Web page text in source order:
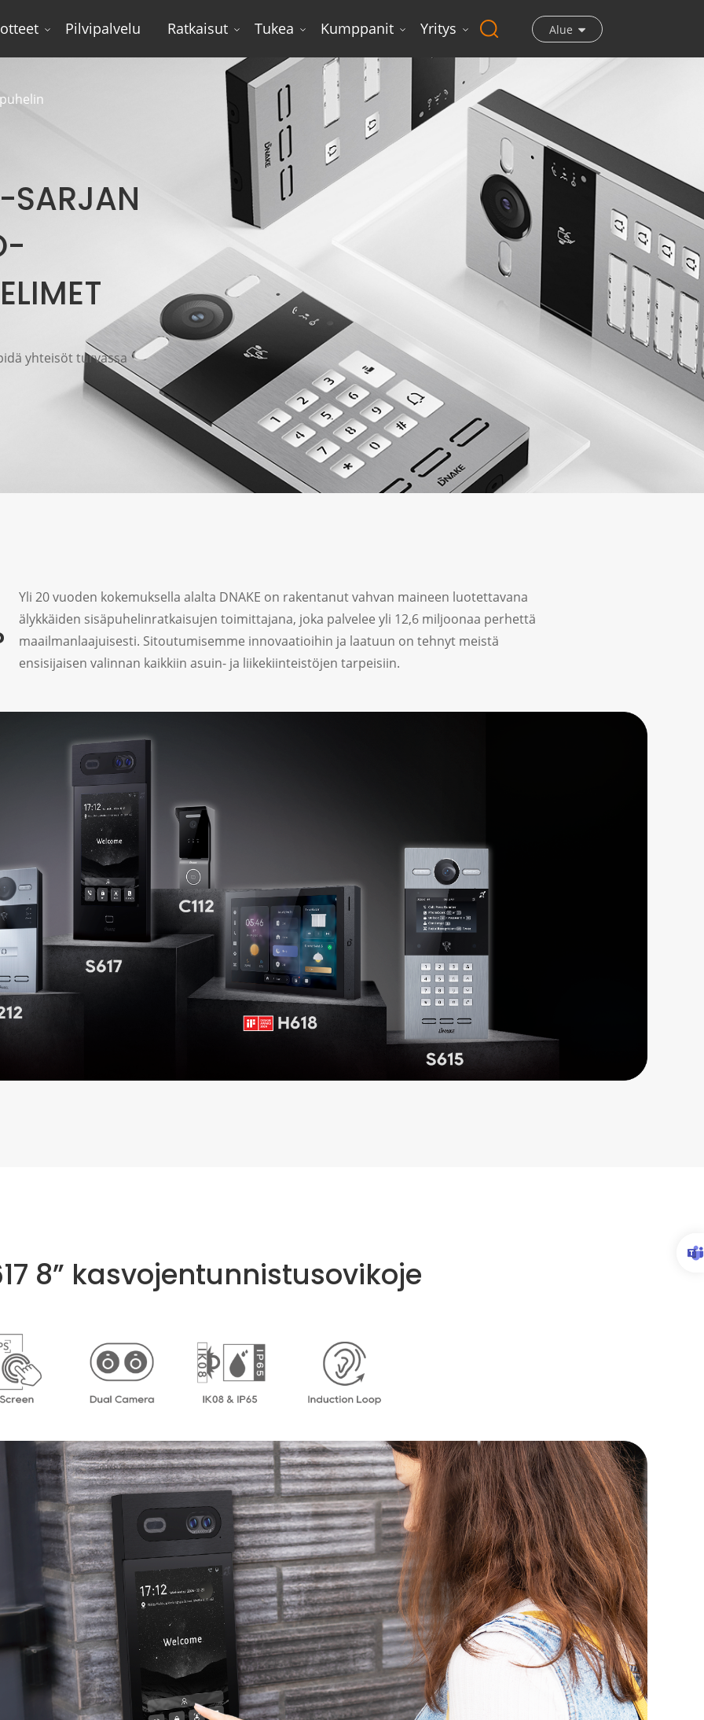
Pilvipalvelu Ratkaisut Tukea Kumppanit Yritys Alue
SARJAN
yhteisöt turvassa
Yli 20 vuoden kokemuksella alalta DNAKE on rakentanut vahvan maineen luotettavana
älykkäiden sisäpuhelinratkaisujen toimittajana, joka palvelee yli 12,6 miljoonaa perhettä
maailmanlaajuisesti. Sitoutumisemme innovaatioihin ja laatuun on tehnyt meistä
ensisijaisen valinnan kaikkiin asuin- ja liikekiinteistöjen tarpeisiin.
8” kasvojentunnistusovikoje